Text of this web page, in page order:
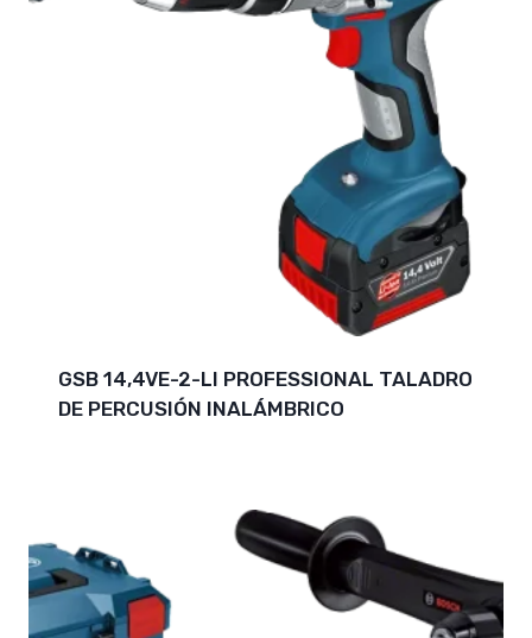
GSB 14,4VE-2-LI PROFESSIONAL TALADRO
DE PERCUSIÓN INALÁMBRICO